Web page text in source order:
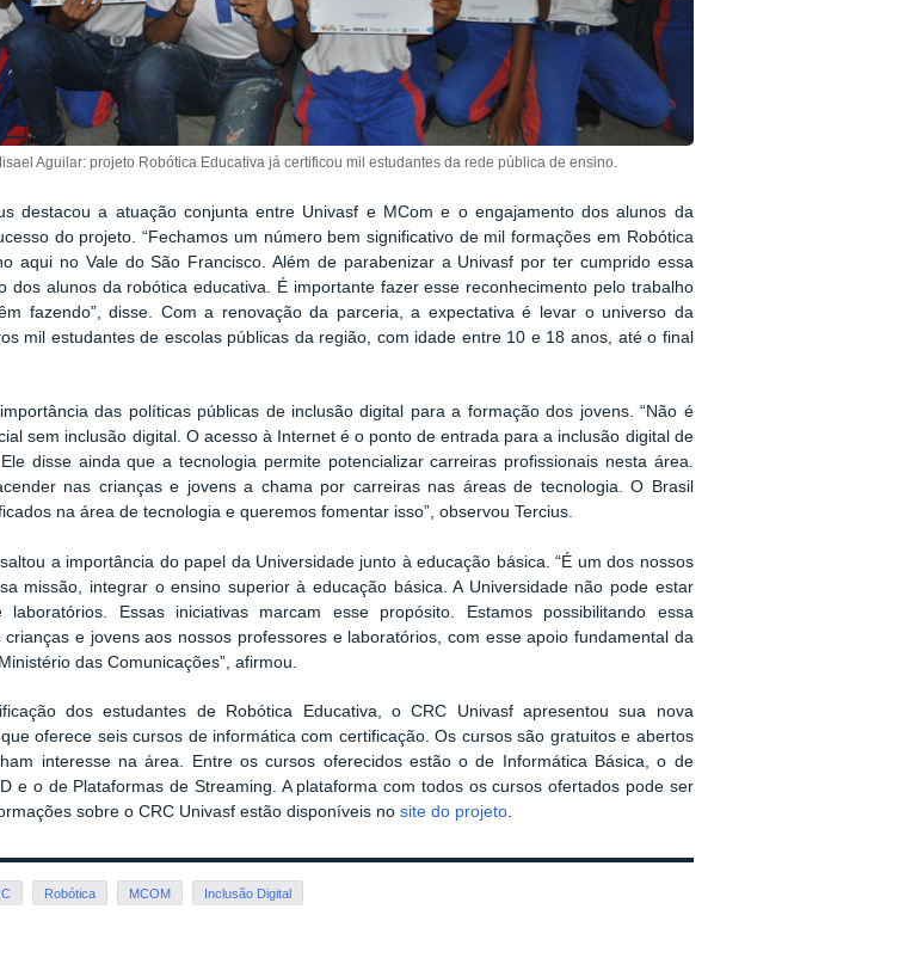
Aguilar: projeto Robótica Educativa já certificou mil estudantes da rede pública de ensino.
destacou a atuação conjunta entre Univasf e MCom e o engajamento dos alunos da
do projeto. “Fechamos um número bem significativo de mil formações em Robótica
aqui no Vale do São Francisco. Além de parabenizar a Univasf por ter cumprido essa
dos alunos da robótica educativa. É importante fazer esse reconhecimento pelo trabalho
fazendo”, disse. Com a renovação da parceria, a expectativa é levar o universo da
mil estudantes de escolas públicas da região, com idade entre 10 e 18 anos, até o final
das políticas públicas de inclusão digital para a formação dos jovens. “Não é
sem inclusão digital. O acesso à Internet é o ponto de entrada para a inclusão digital de
disse ainda que a tecnologia permite potencializar carreiras profissionais nesta área.
nas crianças e jovens a chama por carreiras nas áreas de tecnologia. O Brasil
na área de tecnologia e queremos fomentar isso”, observou Tercius.
a importância do papel da Universidade junto à educação básica. “É um dos nossos
missão, integrar o ensino superior à educação básica. A Universidade não pode estar
Essas iniciativas marcam esse propósito. Estamos possibilitando essa
e jovens aos nossos professores e laboratórios, com esse apoio fundamental da
das Comunicações”, afirmou.
dos estudantes de Robótica Educativa, o CRC Univasf apresentou sua nova
oferece seis cursos de informática com certificação. Os cursos são gratuitos e abertos
interesse na área. Entre os cursos oferecidos estão o de Informática Básica, o de
e o de Plataformas de Streaming. A plataforma com todos os cursos ofertados pode ser
sobre o CRC Univasf estão disponíveis nosite do projeto.
Robótica MCOM Inclusão Digital